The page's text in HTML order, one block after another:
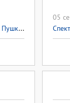
Пушкинская карта ,
05